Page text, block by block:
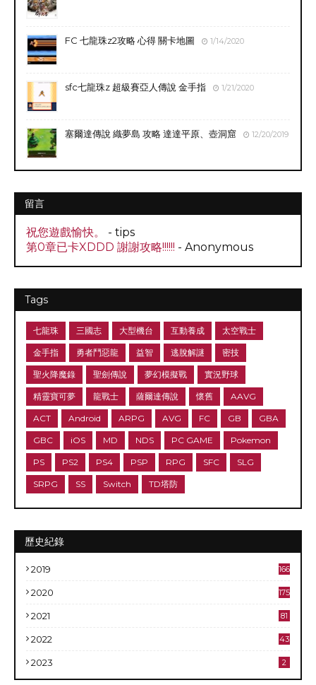
FC 七龍珠z2攻略 心得 關卡地圖 1/14/2020
sfc七龍珠z 超級賽亞人傳說 金手指 1/21/2020
塞爾達傳說 織夢島 攻略 達達平原、壺洞窟 12/20/2019
留言
祝您遊戲愉快。
- tips
第0章已卡XDDD 謝謝攻略!!!!!! - Anonymous
Tags
七龍珠 三國志 大型機台 互動養成 太空戰士
金手指 勇者鬥惡龍 益智 逃脫解謎 密技
聖火降魔錄 聖劍傳說 夢幻模擬戰 實況野球
精靈寶可夢 龍戰士 薩爾達傳說 懷舊 AAVG
ACT Android ARPG AVG FC GB GBA
GBC iOS MD NDS PC GAME Pokemon
PS PS2 PS4 PSP RPG SFC SLG
SRPG SS Switch TD塔防
歷史紀錄
2019 166
2020 175
2021 81
2022 43
2023 2